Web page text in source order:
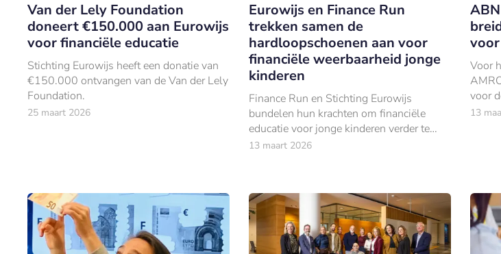
Van der Lely Foundation
doneert €150.000 aan Eurowijs
voor financiële educatie
Stichting Eurowijs heeft een donatie van
€150.000 ontvangen van de Van der Lely
Foundation.
25 maart 2026
Eurowijs en Finance Run
trekken samen de
hardloopschoenen aan voor
financiële weerbaarheid jonge
kinderen
Finance Run en Stichting Eurowijs
bundelen hun krachten om financiële
educatie voor jonge kinderen verder te
versterken.
13 maart 2026
Voor
voor
13